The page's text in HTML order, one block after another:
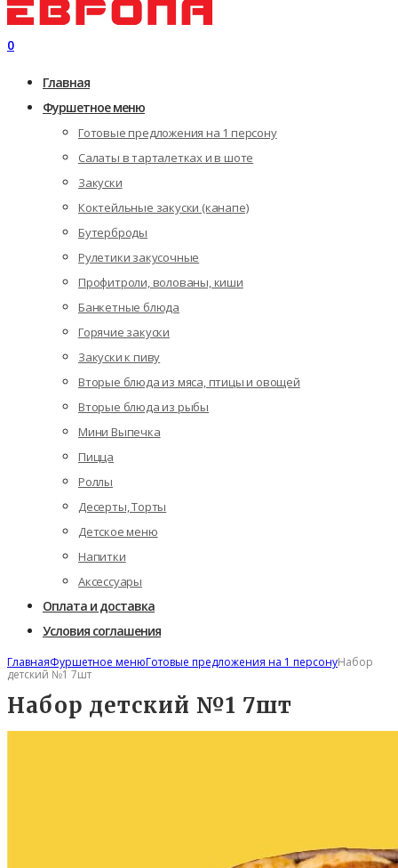
0
Главная
Фуршетное меню
Готовые предложения на 1 персону
Салаты в тарталетках и в шоте
Закуски
Коктейльные закуски (канапе)
Бутерброды
Рулетики закусочные
Профитроли, волованы, киши
Банкетные блюда
Горячие закуски
Закуски к пиву
Вторые блюда из мяса, птицы и овощей
Вторые блюда из рыбы
Мини Выпечка
Пицца
Роллы
Десерты, Торты
Детское меню
Напитки
Аксессуары
Оплата и доставка
Условия соглашения
ГлавнаяФуршетное менюГотовые предложения на 1 персонуНабор
детский №1 7шт
Набор детский №1 7шт